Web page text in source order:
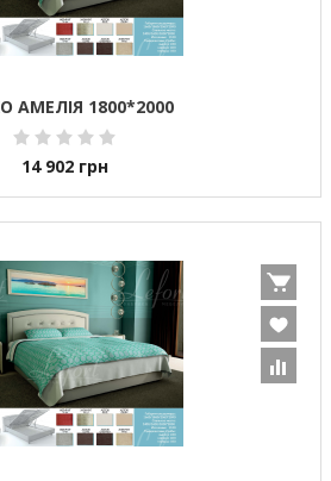
АМЕЛІЯ 1800*2000
14 902 грн